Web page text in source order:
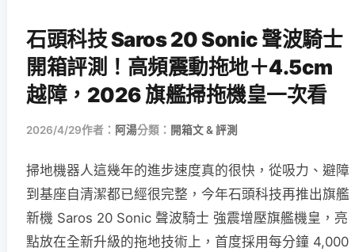
石頭科技 Saros 20 Sonic 聲波騎士
開箱評測！高頻震動拖地＋4.5cm
越障，2026 旗艦掃拖機皇一次看
2026/4/29作者： 阿湯分類： 開箱文 & 評測
掃地機器人這幾年的進步速度真的很快，從吸力、避障
到基座自清潔都已經很完整，今年石頭科技再推出旗艦
新機 Saros 20 Sonic 聲波騎士 強震增壓旗艦機皇，亮
點放在全新升級的拖地技術上，首度採用每分鐘 4,000